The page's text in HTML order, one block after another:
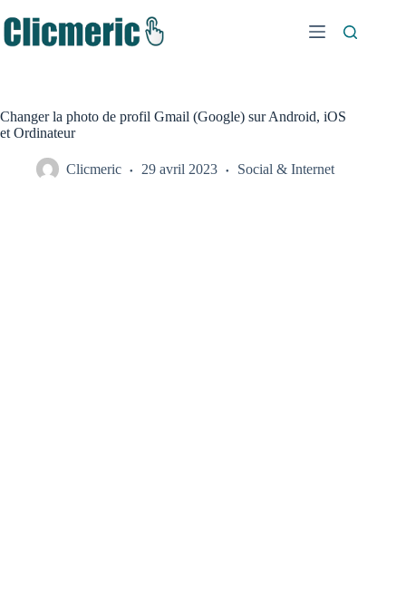
au
contenu
Changer la photo de profil Gmail (Google) sur Android, iOS
et Ordinateur
Clicmeric 29 avril 2023 Social & Internet